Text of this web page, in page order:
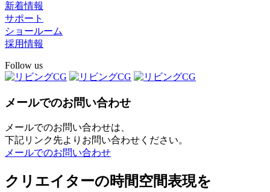
新着情報
サポート
ショールーム
採用情報
Follow us
メールでのお問い合わせ
メールでのお問い合わせは、
下記リンク先よりお問い合わせください。
メールでのお問い合わせ
クリエイターの時間空間表現を